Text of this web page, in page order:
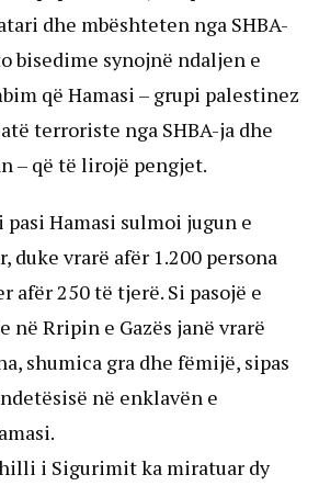
dhe mbështeten nga SHBA-
bisedime synojnë ndaljen e
që Hamasi – grupi palestinez
terroriste nga SHBA-ja dhe
– që të lirojë pengjet.
pasi Hamasi sulmoi jugun e
duke vrarë afër 1.200 persona
afër 250 të tjerë. Si pasojë e
në Rripin e Gazës janë vrarë
shumica gra dhe fëmijë, sipas
në enklavën e
i Sigurimit ka miratuar dy